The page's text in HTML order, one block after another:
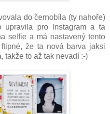
do černobíla (ty nahoře)
upravila pro Instagram a ta
selfie a má nastavený tento
že ta nová barva jaksi
takže to až tak nevadí :-)